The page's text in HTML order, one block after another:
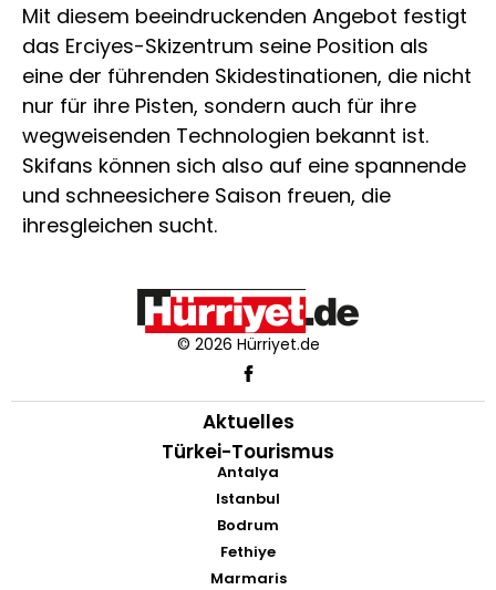
Mit diesem beeindruckenden Angebot festigt
das Erciyes-Skizentrum seine Position als
eine der führenden Skidestinationen, die nicht
nur für ihre Pisten, sondern auch für ihre
wegweisenden Technologien bekannt ist.
Skifans können sich also auf eine spannende
und schneesichere Saison freuen, die
ihresgleichen sucht.
© 2026 Hürriyet.de
Aktuelles
Türkei-Tourismus
Antalya
Istanbul
Bodrum
Fethiye
Marmaris